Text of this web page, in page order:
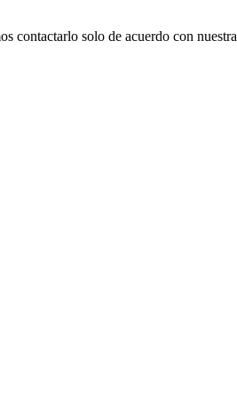
contactarlo solo de acuerdo con nuestra